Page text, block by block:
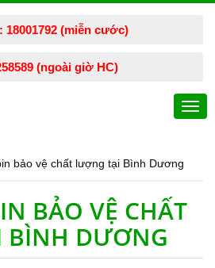
(miễn cước)
(ngoài giờ HC)
bảo vệ chất lượng tại Bình Dương
BẢO VỆ CHẤT
BÌNH DƯƠNG